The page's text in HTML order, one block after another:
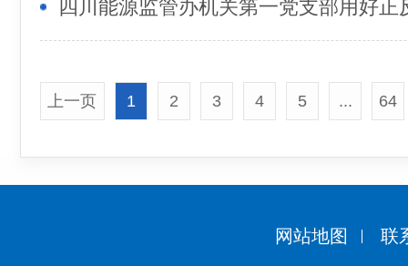
上一页 1 2 3 4 5 ... 64
网站地图 联